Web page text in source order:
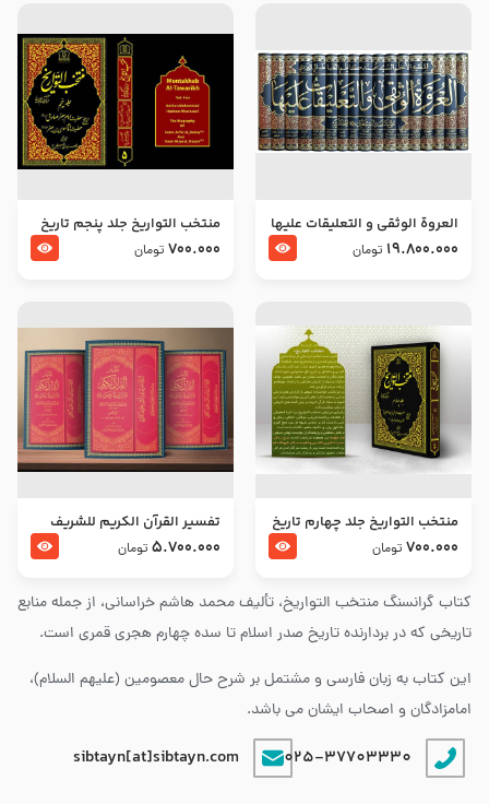
کتاب گرانسنگ منتخب التواريخ، تألیف محمد هاشم خراسانی، از جمله منابع
تاریخی که در بردارنده تاریخ صدر اسلام تا سده چهارم هجری قمری است.
این کتاب به زبان فارسی و مشتمل بر شرح حال معصومین (علیهم السلام)،
امامزادگان و اصحاب ایشان می باشد.
025-37703330
sibtayn[at]sibtayn.com
العروة الوثقى و التعليقات عليها
– طرح جدید
19.800.000 تومان
منتخب التواریخ جلد پنجم تاریخ
امام جعفر صادق و امام موسی
700.000 تومان
منتخب التواریخ جلد چهارم تاریخ
امام زین العابدین و امام محمد
700.000 تومان
تفسير القرآن الكريم للشريف
المرتضي قدس سرّه
5.700.000 تومان